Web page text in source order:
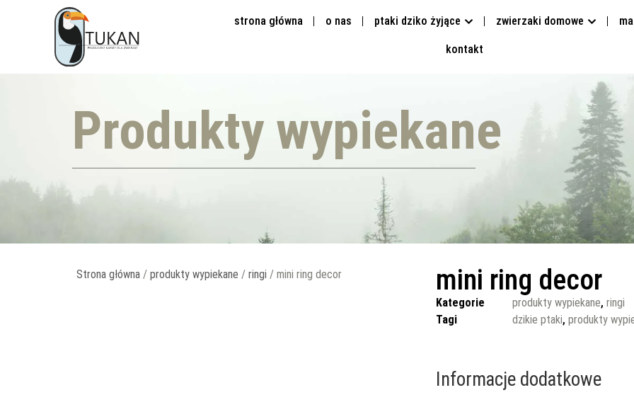
strona główna o nas ptaki dziko żyjące zwierzaki domowe
kontakt
Produkty wypiekane
Strona główna/ produkty wypiekane / ringi / mini ring decor mini ring decor
Kategorie produkty wypiekane, ringi
Tagi
dzikie ptaki, produkty
Informacje dodatkowe